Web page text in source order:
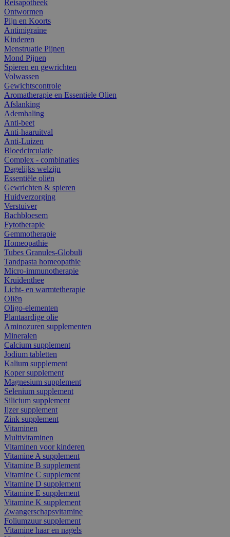
Reisapotheek
Ontwormen
Pijn en Koorts
Antimigraine
Kinderen
Menstruatie Pijnen
Mond Pijnen
Spieren en gewrichten
Volwassen
Gewichtscontrole
Aromatherapie en Essentiele Olien
Afslanking
Ademhaling
Anti-beet
Anti-haaruitval
Anti-Luizen
Bloedcirculatie
Complex - combinaties
Dagelijks welzijn
Essentiële oliën
Gewrichten & spieren
Huidverzorging
Verstuiver
Bachbloesem
Fytotherapie
Gemmotherapie
Homeopathie
Tubes Granules-Globuli
Tandpasta homeopathie
Micro-immunotherapie
Kruidenthee
Licht- en warmtetherapie
Oliën
Oligo-elementen
Plantaardige olie
Aminozuren supplementen
Mineralen
Calcium supplement
Jodium tabletten
Kalium supplement
Koper supplement
Magnesium supplement
Selenium supplement
Silicium supplement
Ijzer supplement
Zink supplement
Vitaminen
Multivitaminen
Vitaminen voor kinderen
Vitamine A supplement
Vitamine B supplement
Vitamine C supplement
Vitamine D supplement
Vitamine E supplement
Vitamine K supplement
Zwangerschapsvitamine
Foliumzuur supplement
Vitamine haar en nagels